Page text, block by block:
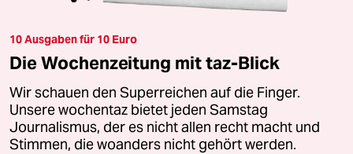
10 Ausgaben für 10 Euro
Die Wochenzeitung mit taz-Blick
Wir schauen den Superreichen auf die Finger.
Unsere wochentaz bietet jeden Samstag
Journalismus, der es nicht allen recht macht und
Stimmen, die woanders nicht gehört werden.